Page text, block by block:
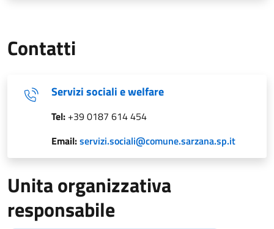
Contatti
Servizi sociali e welfare
Tel: +39 0187 614 454
Email:servizi.sociali@comune.sarzana.sp.it
Unita organizzativa
responsabile